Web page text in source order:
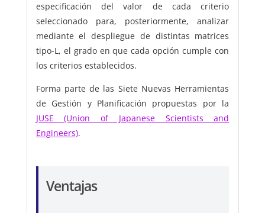
especificación del valor de cada criterio
seleccionado para, posteriormente, analizar
mediante el despliegue de distintas matrices
tipo-L, el grado en que cada opción cumple con
los criterios establecidos.
Forma parte de las Siete Nuevas Herramientas
de Gestión y Planificación propuestas por la
JUSE (Union of Japanese Scientists and
Engineers).
Ventajas